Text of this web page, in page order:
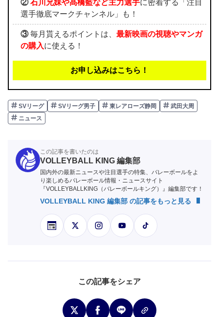
② 石川兄妹や髙橋藍など主力選手に密着する「注目
選手徹底マークチャンネル」も！
③毎月貰えるポイントは、 最新映画の視聴やマンガ
の購入に使える！
お申し込みはこちら！
SVリーグ SVリーグ男子 東レアローズ静岡
武田大周
ニュース
この記事を書いたのは
VOLLEYBALL KING 編集部
国内外の最新ニュースや注目選手の特集、バレーボールをよ
り楽しめるバレーボール情報・ニュースサイト
『VOLLEYBALLKING（バレーボールキング）』編集部です！
VOLLEYBALL KING 編集部 の記事をもっと見る
この記事をシェア